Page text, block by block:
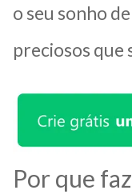
o seu sonho
preciosos que
Por que